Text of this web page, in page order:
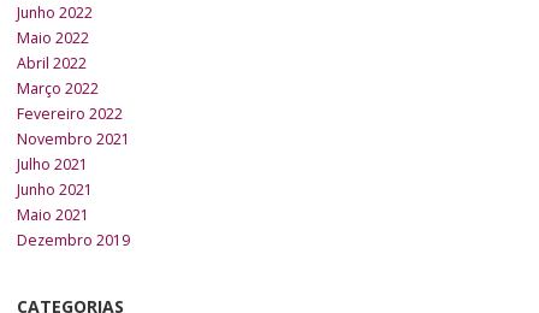
Junho 2022
Maio 2022
Abril 2022
Março 2022
Fevereiro 2022
Novembro 2021
Julho 2021
Junho 2021
Maio 2021
Dezembro 2019
CATEGORIAS